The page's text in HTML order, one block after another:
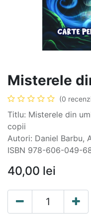
Misterele
(0
Titlu: Misterele din
copii
Autori: Daniel Barbu,
ISBN 978-606-049-
40,00 lei